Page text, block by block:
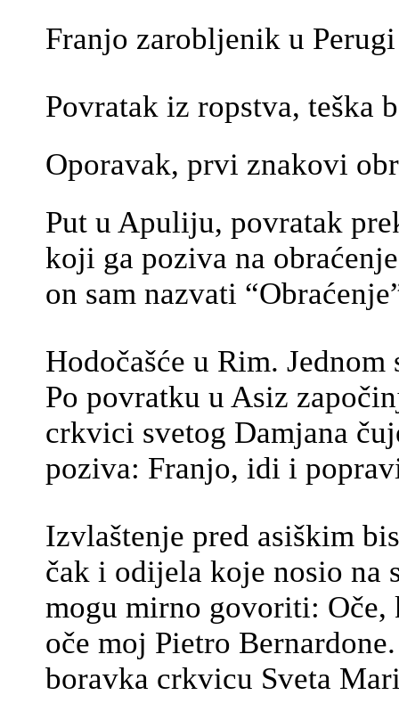
Franjo zarobljenik u Perugi
Povratak iz ropstva, teška
Oporavak, prvi znakovi
Put u Apuliju, povratak
koji ga poziva na
on sam nazvati
Hodočašće u Rim.
Po povratku u Asiz
crkvici svetog Damjana
poziva: Franjo, idi i
Izvlaštenje pred asiškim
čak i odijela koje nosio na
mogu mirno govoriti: Oče,
oče moj Pietro
boravka crkvicu Sveta